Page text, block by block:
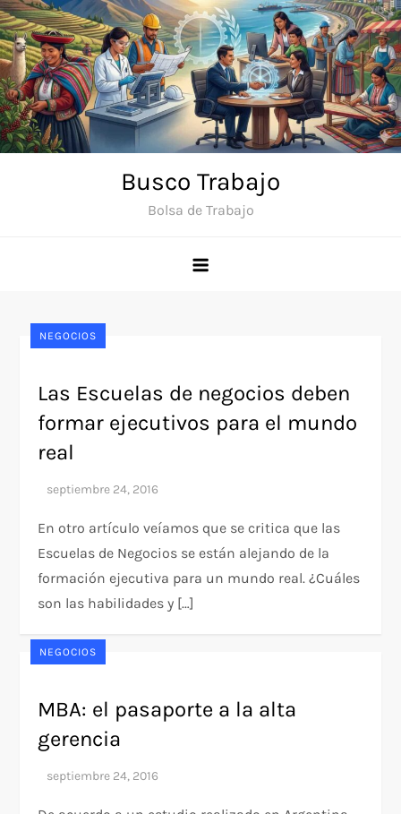
Saltar
al
contenido
Busco Trabajo
Bolsa de Trabajo
NEGOCIOS
Las Escuelas de negocios deben
formar ejecutivos para el mundo
real
En otro artículo veíamos que se critica que las
Escuelas de Negocios se están alejando de la
formación ejecutiva para un mundo real. ¿Cuáles
son las habilidades y […]
NEGOCIOS
MBA: el pasaporte a la alta
gerencia